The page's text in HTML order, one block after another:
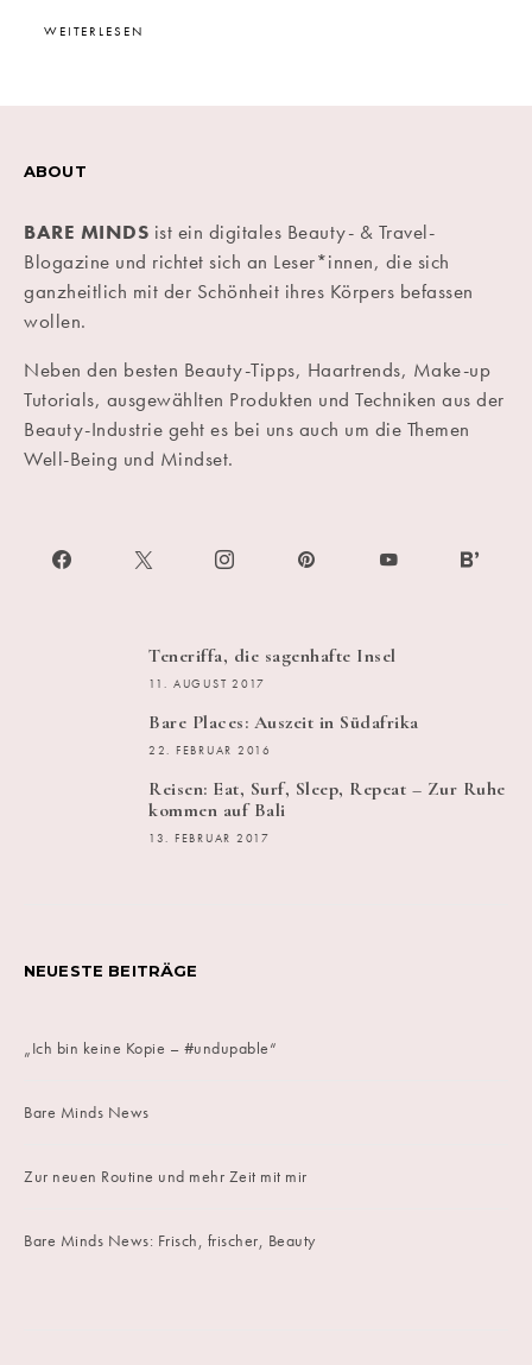
WEITERLESEN
ABOUT
BARE MINDS ist ein digitales Beauty- & Travel-
Blogazine und richtet sich an Leser*innen, die sich
ganzheitlich mit der Schönheit ihres Körpers befassen
wollen.
Neben den besten Beauty-Tipps, Haartrends, Make-up
Tutorials, ausgewählten Produkten und Techniken aus der
Beauty-Industrie geht es bei uns auch um die Themen
Well-Being und Mindset.
Teneriffa, die sagenhafte Insel
11. AUGUST 2017
Bare Places: Auszeit in Südafrika
22. FEBRUAR 2016
Reisen: Eat, Surf, Sleep, Repeat – Zur Ruhe
kommen auf Bali
13. FEBRUAR 2017
NEUESTE BEITRÄGE
„Ich bin keine Kopie – #undupable“
Bare Minds News
Zur neuen Routine und mehr Zeit mit mir
Bare Minds News: Frisch, frischer, Beauty